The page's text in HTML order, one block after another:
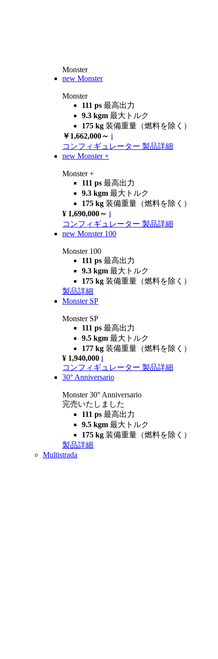
Monster
new Monster
Monster
111 ps 最高出力
9.3 kgm 最大トルク
175 kg 装備重量（燃料を除く）
￥1,662,000～ i
コンフィギュレーター 製品詳細
new Monster +
Monster +
111 ps 最高出力
9.3 kgm 最大トルク
175 kg 装備重量（燃料を除く）
¥ 1,690,000～ i
コンフィギュレーター 製品詳細
new Monster 100
Monster 100
111 ps 最高出力
9.3 kgm 最大トルク
175 kg 装備重量（燃料を除く）
製品詳細
Monster SP
Monster SP
111 ps 最高出力
9.5 kgm 最大トルク
177 kg 装備重量（燃料を除く）
¥ 1,940,000 i
コンフィギュレーター 製品詳細
30° Anniversario
Monster 30° Anniversario
完売いたしました
111 ps 最高出力
9.5 kgm 最大トルク
175 kg 装備重量（燃料を除く）
製品詳細
Multistrada